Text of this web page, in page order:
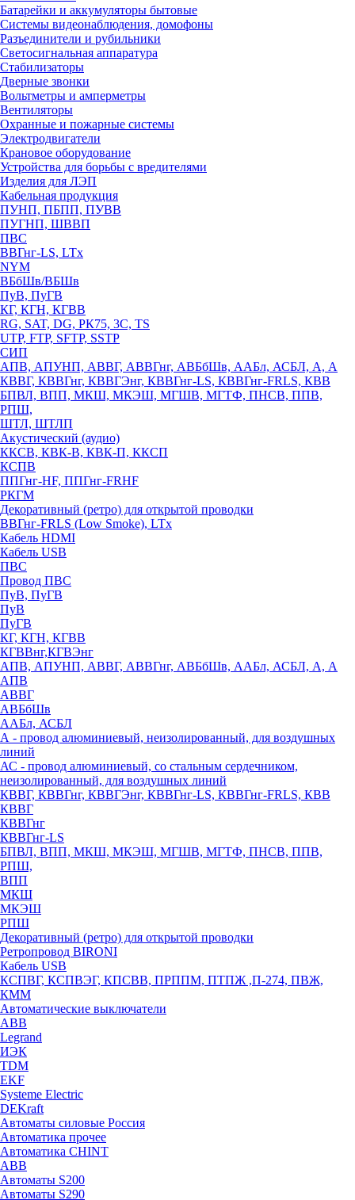
Батарейки и аккумуляторы бытовые
Системы видеонаблюдения, домофоны
Разъединители и рубильники
Светосигнальная аппаратура
Стабилизаторы
Дверные звонки
Вольтметры и амперметры
Вентиляторы
Охранные и пожарные системы
Электродвигатели
Крановое оборудование
Устройства для борьбы с вредителями
Изделия для ЛЭП
Кабельная продукция
ПУНП, ПБПП, ПУВВ
ПУГНП, ШВВП
ПВС
ВВГнг-LS, LTx
NYM
ВБбШв/ВБШв
ПуВ, ПуГВ
КГ, КГН, КГВВ
RG, SAT, DG, РК75, 3С, TS
UTP, FTP, SFTP, SSTP
СИП
АПВ, АПУНП, АВВГ, АВВГнг, АВБбШв, ААБл, АСБЛ, А, А
КВВГ, КВВГнг, КВВГЭнг, КВВГнг-LS, КВВГнг-FRLS, КВВ
БПВЛ, ВПП, МКШ, МКЭШ, МГШВ, МГТФ, ПНСВ, ППВ,
РПШ,
ШТЛ, ШТЛП
Акустический (аудио)
ККСВ, КВК-В, КВК-П, ККСП
КСПВ
ППГнг-HF, ППГнг-FRHF
РКГМ
Декоративный (ретро) для открытой проводки
ВВГнг-FRLS (Low Smoke), LTx
Кабель HDMI
Кабель USB
ПВС
Провод ПВС
ПуВ, ПуГВ
ПуВ
ПуГВ
КГ, КГН, КГВВ
КГВВнг,КГВЭнг
АПВ, АПУНП, АВВГ, АВВГнг, АВБбШв, ААБл, АСБЛ, А, А
АПВ
АВВГ
АВБбШв
ААБл, АСБЛ
А - провод алюминиевый, неизолированный, для воздушных
линий
АС - провод алюминиевый, со стальным сердечником,
неизолированный, для воздушных линий
КВВГ, КВВГнг, КВВГЭнг, КВВГнг-LS, КВВГнг-FRLS, КВВ
КВВГ
КВВГнг
КВВГнг-LS
БПВЛ, ВПП, МКШ, МКЭШ, МГШВ, МГТФ, ПНСВ, ППВ,
РПШ,
ВПП
МКШ
МКЭШ
РПШ
Декоративный (ретро) для открытой проводки
Ретропровод BIRONI
Кабель USB
КСПВГ, КСПВЭГ, КПСВВ, ПРППМ, ПТПЖ ,П-274, ПВЖ,
КММ
Автоматические выключатели
ABB
Legrand
ИЭК
TDM
EKF
Systeme Electric
DEKraft
Автоматы силовые Россия
Автоматика прочее
Автоматика CHINT
ABB
Автоматы S200
Автоматы S290